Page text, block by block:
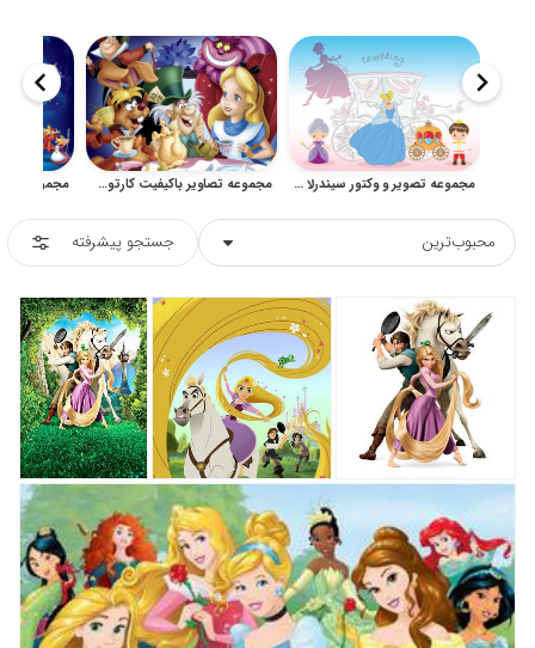
مجموعه تصویر و وکتور سیندرلا با سبک فانتزی کودکانه مجموعه تصاویر باکیفیت کارتون آلیس در سرزمین عجایب
محبوب‌ترین جستجو پیشرفته